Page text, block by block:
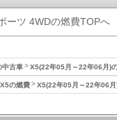
ーツ 4WDの燃費TOPへ
中古車 X5(22年05月～22年06月)
X5の燃費 X5(22年05月～22年06月